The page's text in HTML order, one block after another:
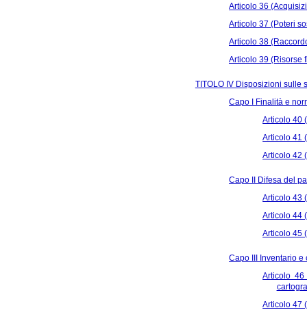
Articolo 36
Articolo 37 (Poteri
Articolo 38
Articolo 39 (Risorse
TITOLO IV Disposizioni sulle
Capo I Finalità e
Articolo 40
Articolo 41
Articolo 42
Capo II Difesa del
Articolo 43
Articolo 44
Articolo 45
Capo III Inventario
Articolo
Articolo 47